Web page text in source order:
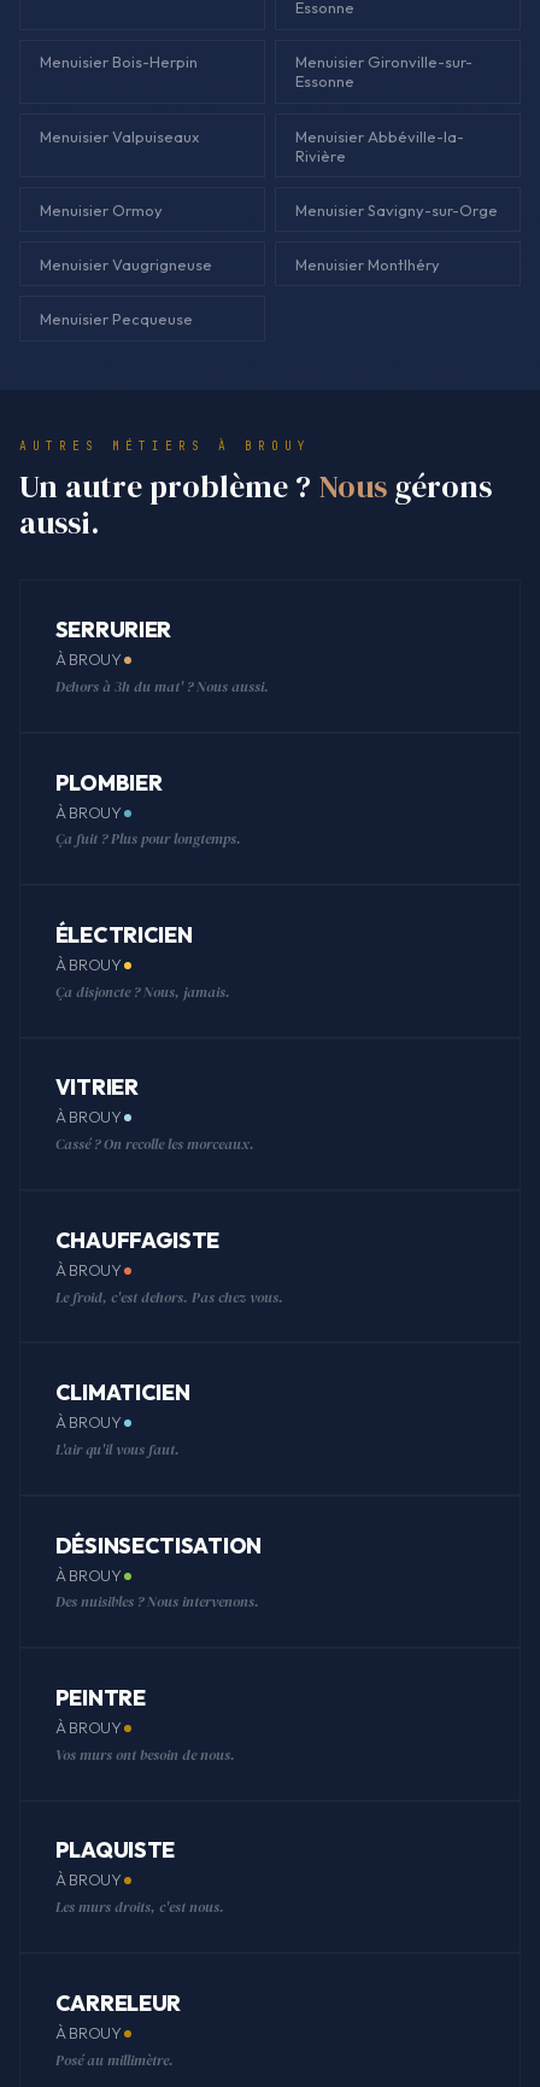
Essonne
Menuisier Bois-Herpin
Menuisier Gironville-sur-
Essonne
Menuisier Valpuiseaux
Menuisier Abbéville-la-
Rivière
Menuisier Ormoy Menuisier Savigny-sur-Orge
Menuisier Vaugrigneuse Menuisier Montlhéry
Menuisier Pecqueuse
AUTRES MÉTIERS À BROUY
Un autre problème ? Nousgérons
aussi.
SERRURIER
À BROUY
Dehors à 3h du mat' ? Nous aussi.
PLOMBIER
À BROUY
Ça fuit ? Plus pour longtemps.
ÉLECTRICIEN
À BROUY
Ça disjoncte ? Nous, jamais.
VITRIER
À BROUY
Cassé ? On recolle les morceaux.
CHAUFFAGISTE
À BROUY
Le froid, c'est dehors. Pas chez vous.
CLIMATICIEN
À BROUY
L'air qu'il vous faut.
DÉSINSECTISATION
À BROUY
Des nuisibles ? Nous intervenons.
PEINTRE
À BROUY
Vos murs ont besoin de nous.
PLAQUISTE
À BROUY
Les murs droits, c'est nous.
CARRELEUR
À BROUY
Posé au millimètre.